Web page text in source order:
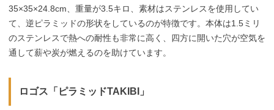
35×35×24.8cm、重量が3.5キロ、素材はステンレスを使用してい
て、逆ピラミッドの形状をしているのが特徴です。本体は1.5ミリ
のステンレスで熱への耐性も非常に高く、四方に開いた穴が空気を
通して薪や炭が燃えるのを助けています。
ロゴス「ピラミッドTAKIBI」